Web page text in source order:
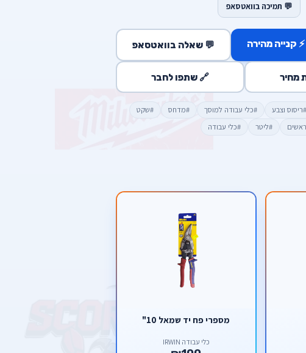
💬 תמיכה בוואטסאפ
⚡ קנייה מהירה 💬 שאלה בוואטסאפ
מחיר 🔗 שתפו לחבר
#ריסוס וצבע #כלי עבודה למוסך #מדחס
#שקט
#ליטר #כלי עבודה
מספרי פח יד שמאל 10"
כלי עבודה IRWIN